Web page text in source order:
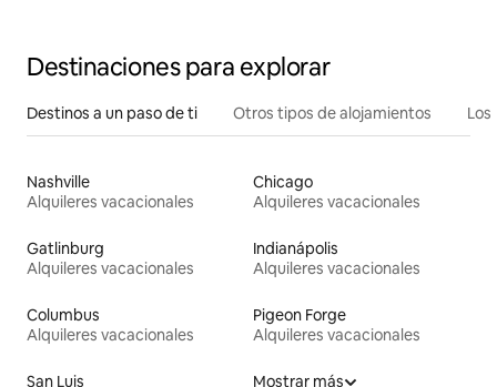
Destinaciones para explorar
Destinos a un paso de ti Otros tipos de alojamientos
Nashville
Alquileres vacacionales
Chicago
Alquileres vacacionales
Gatlinburg
Alquileres vacacionales
Indianápolis
Alquileres vacacionales
Columbus
Alquileres vacacionales
Pigeon Forge
Alquileres vacacionales
San Luis
Mostrar más